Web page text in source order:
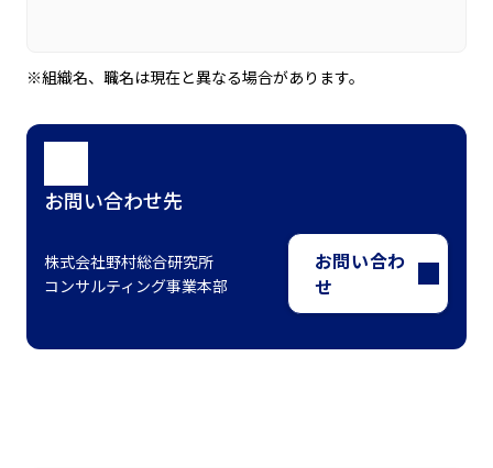
※組織名、職名は現在と異なる場合があります。
お問い合わせ先
株式会社野村総合研究所
コンサルティング事業本部
お問い合わ
せ